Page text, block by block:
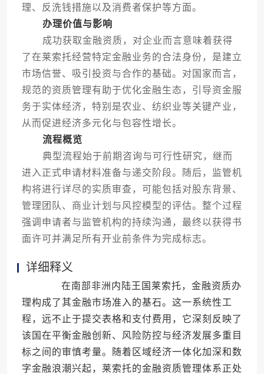
理、反洗钱措施以及消费者保护等方面。
办理价值与影响
成功获取金融资质，对企业而言意味着获得
了在莱索托经营特定金融业务的合法身份，是建立
市场信誉、吸引投资与合作的基础。对国家而言，
规范的资质管理有助于优化金融生态，引导资金服
务于实体经济，特别是农业、纺织业等关键产业，
从而促进经济多元化与包容性增长。
流程概览
典型流程始于前期咨询与可行性研究，继而
进入正式申请材料准备与递交阶段。随后，监管机
构将进行详尽的实质审查，可能包括对股东背景、
管理团队、商业计划与风控模型的评估。整个过程
强调申请者与监管机构的持续沟通，最终以获得书
面许可并满足所有开业前条件为完成标志。
详细释义
在南部非洲内陆王国莱索托，金融资质办
理构成了其金融市场准入的基石。这一系统性工
程，远不止于提交表格和支付费用，它深刻反映了
该国在平衡金融创新、风险防控与经济发展多重目
标之间的审慎考量。随着区域经济一体化加深和数
字金融浪潮兴起，莱索托的金融资质管理体系正处